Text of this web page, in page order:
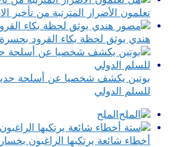
تعلمون الأضرار المترتبة من تأخير
هندي يوثق لحظة بكاء القرود بحسرة
بوتين يكشف شخصيا عن أسلحة
للسلم الدولي
الملح
أخطاء شائعة يرتكبها الراغبون